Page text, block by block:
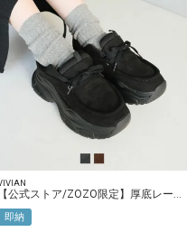
【公式ストア/ZOZO限定】厚底レースアップモカシンスニーカー
即納